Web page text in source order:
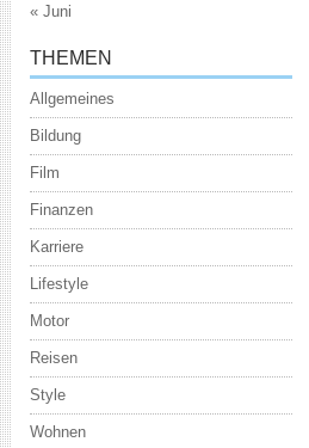
« Juni
THEMEN
Allgemeines
Bildung
Film
Finanzen
Karriere
Lifestyle
Motor
Reisen
Style
Wohnen